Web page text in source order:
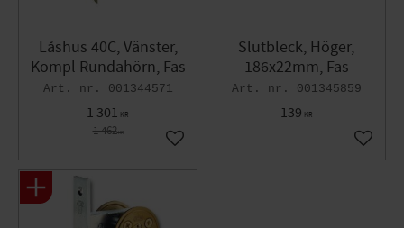
Låshus 40C, Vänster,
Kompl Rundahörn, Fas
001344571
1 301 KR
1 462KR
Lägg till i favoriter
Slutbleck, Höger,
186x22mm, Fas
001345859
139 KR
Lägg